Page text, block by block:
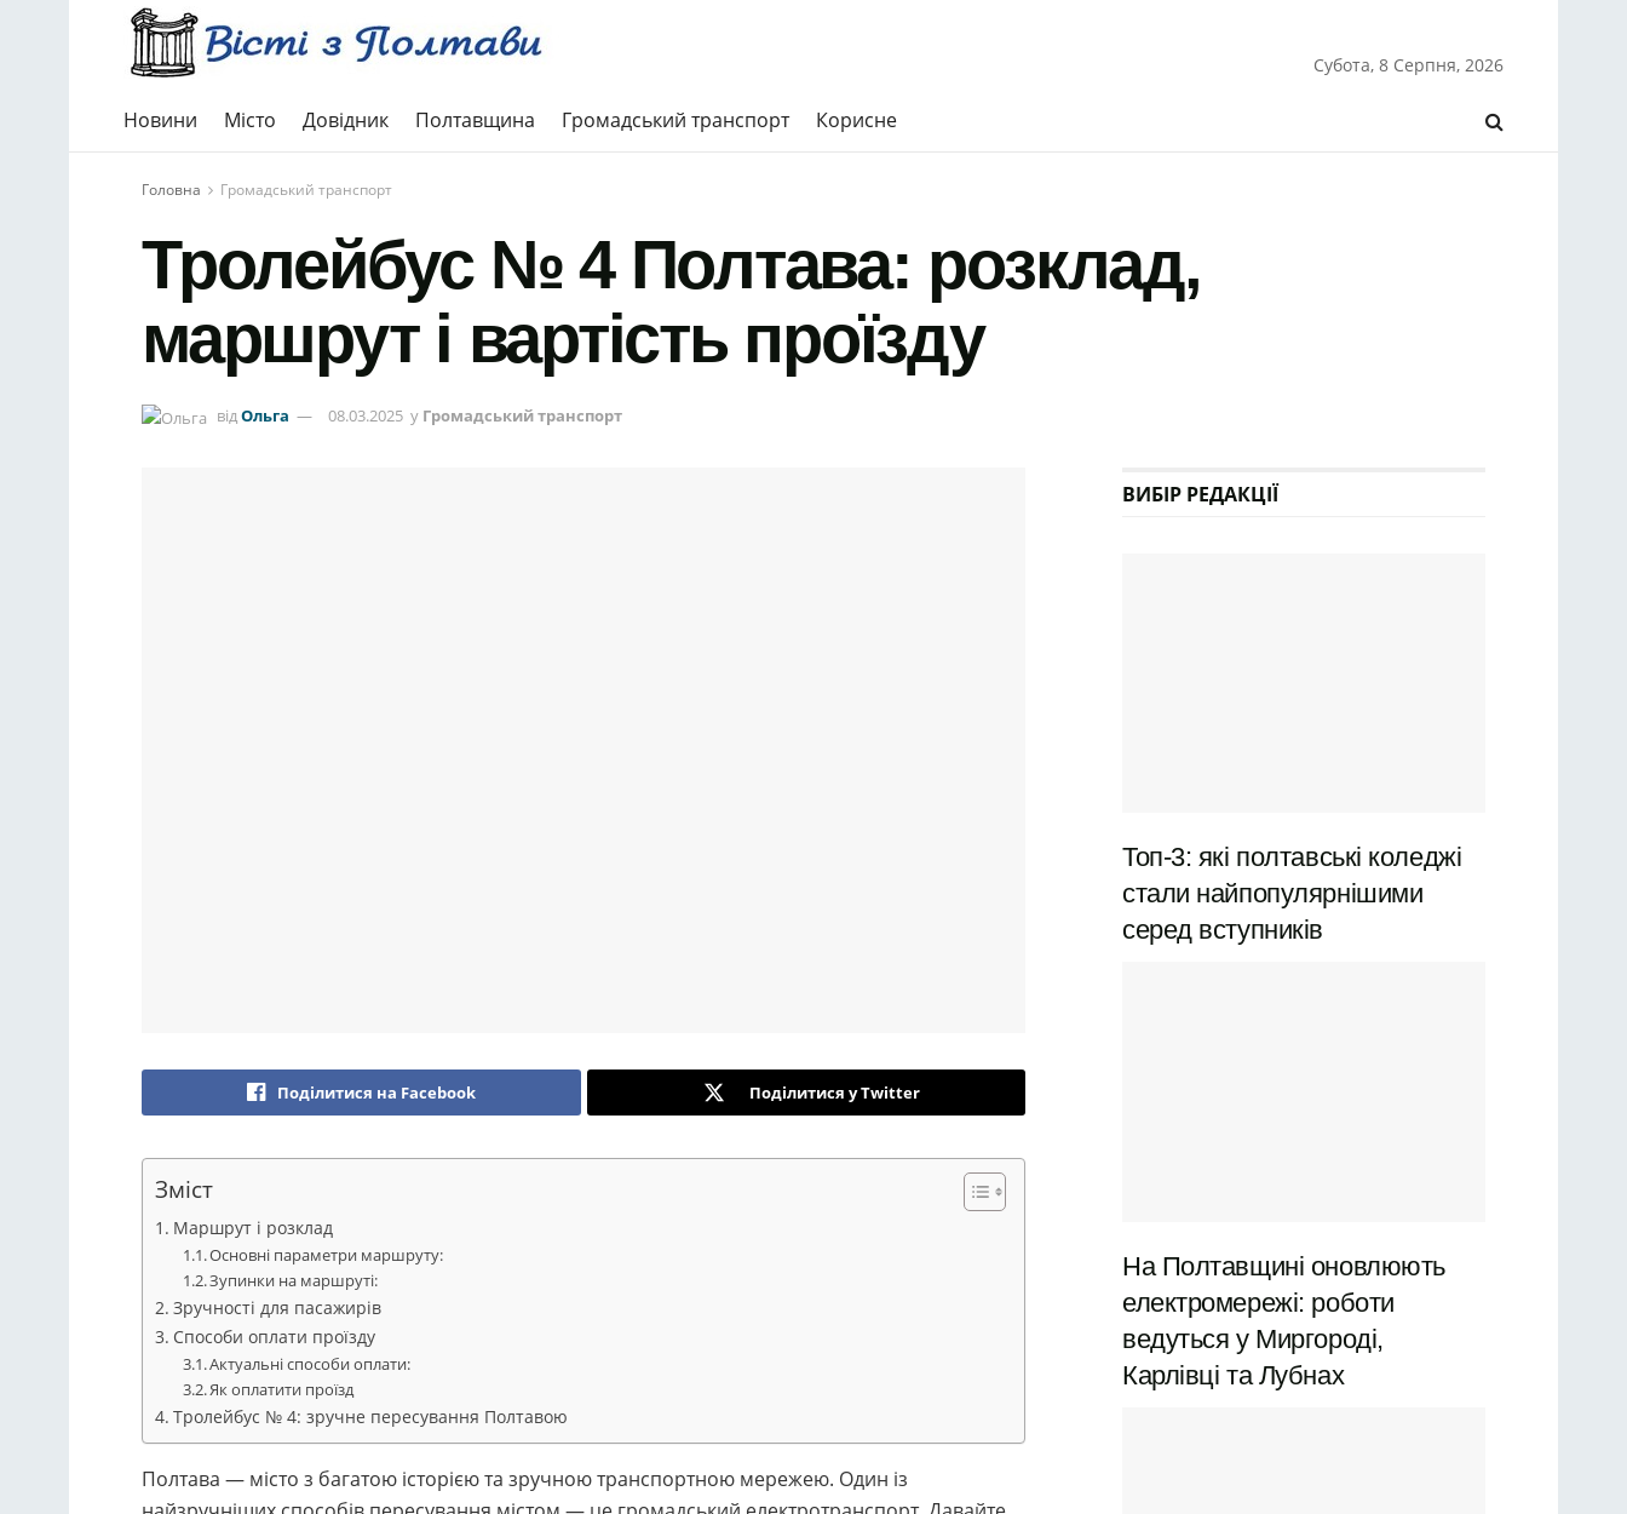
Субота, 8 Серпня, 2026
Новини Місто Довідник Полтавщина Громадський транспорт Корисне
Головна Громадський транспорт
Тролейбус № 4 Полтава: розклад,
маршрут і вартість проїзду
відОльга 08.03.2025 у Громадський транспорт
Поділитися на Facebook Поділитися у Twitter
Зміст
Маршрут і розклад
Основні параметри маршруту:
Зупинки на маршруті:
Зручності для пасажирів
Способи оплати проїзду
Актуальні способи оплати:
Як оплатити проїзд
Тролейбус № 4: зручне пересування Полтавою
Полтава — місто з багатою історією та зручною транспортною мережею. Один із
ВИБІР РЕДАКЦІЇ
Топ-3: які полтавські коледжі
стали найпопулярнішими
серед вступників
На Полтавщині оновлюють
електромережі: роботи
ведуться у Миргороді,
Карлівці та Лубнах